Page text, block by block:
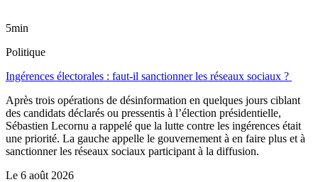
5min
Politique
Ingérences électorales : faut-il sanctionner les réseaux sociaux ?
Après trois opérations de désinformation en quelques jours ciblant
des candidats déclarés ou pressentis à l’élection présidentielle,
Sébastien Lecornu a rappelé que la lutte contre les ingérences était
une priorité. La gauche appelle le gouvernement à en faire plus et à
sanctionner les réseaux sociaux participant à la diffusion.
Le 6 août 2026